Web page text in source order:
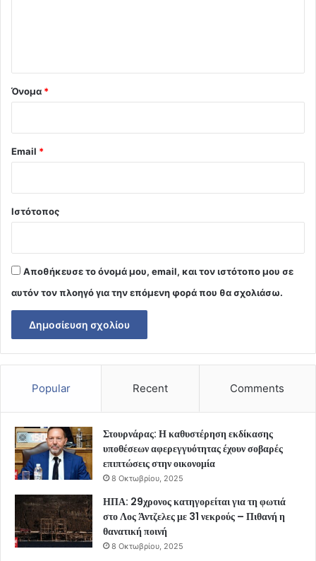
Όνομα *
Email *
Ιστότοπος
Αποθήκευσε το όνομά μου, email, και τον ιστότοπο μου σε
αυτόν τον πλοηγό για την επόμενη φορά που θα σχολιάσω.
Popular Recent Comments
Στουρνάρας: Η καθυστέρηση εκδίκασης
υποθέσεων αφερεγγυότητας έχουν σοβαρές
επιπτώσεις στην οικονομία
8 Οκτωβρίου, 2025
ΗΠΑ: 29χρονος κατηγορείται για τη φωτιά
στο Λος Άντζελες με 31 νεκρούς – Πιθανή η
θανατική ποινή
8 Οκτωβρίου, 2025